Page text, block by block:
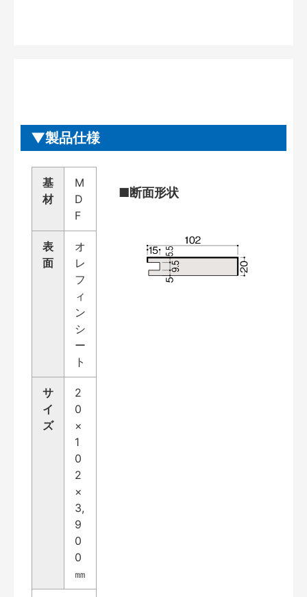
製品仕様
基
材
M
D
F
表
面
オ
レ
フ
ィ
ン
シ
ー
ト
サ
イ
ズ
2
0
×
1
0
2
×
3,
9
0
0
㎜
■断面形状